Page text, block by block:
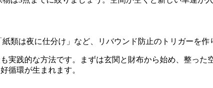
類は夜に仕分け」など、リバウンド防止のトリガーを作
実践的な方法です。まずは玄関と財布から始め、整っ
循環が生まれます。